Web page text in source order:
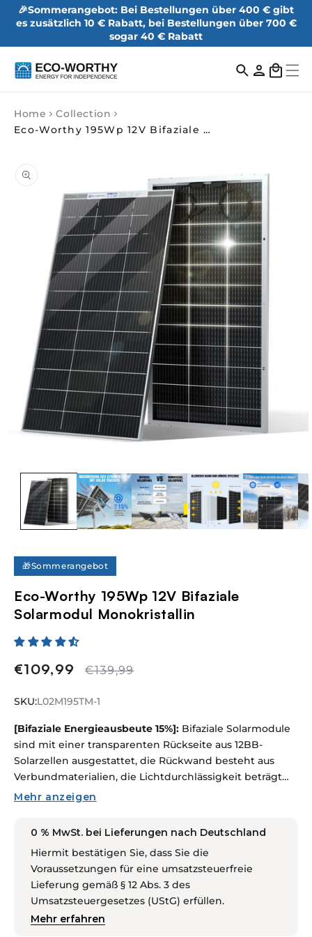
🎉Sommerangebot: Bei Bestellungen über 400 € gibt
es zusätzlich 10 € Rabatt, bei Bestellungen über 700 €
sogar 40 € Rabatt
Einloggen
Warenkorb
Home
Collection
Eco-Worthy 195Wp 12V Bifaziale Solarmodul Monokristallin
Modal
öffnen
🎁Sommerangebot
Eco-Worthy 195Wp 12V Bifaziale
Solarmodul Monokristallin
Verkaufspreis
€109,99
Normaler
€139,99
SKU:SKU:
L02M195TM-1
[Bifaziale Energieausbeute 15%]: Bifaziale Solarmodule
sind mit einer transparenten Rückseite aus 12BB-
Solarzellen ausgestattet, die Rückwand besteht aus
Verbundmaterialien, die Lichtdurchlässigkeit beträgt
bis zu 91,5 %, im Vergleich zu herkömmlichen
wiegt 9,29 kg. Die Diode wird vormontiert in einer
Anschlussdose mit einem Paar vormontierter 2,95 Fuß
langer Kabel geliefert.
[Transparente Rückwand]:Die Durchlässigkeit von fast
91,5 % sorgt dafür, dass die Rückwand das Streulicht der
Sonne auch dann gut umwandelt, wenn die
Mehr anzeigen
0 % MwSt. bei Lieferungen nach Deutschland
Hiermit bestätigen Sie, dass Sie die
Voraussetzungen für eine umsatzsteuerfreie
Lieferung gemäß § 12 Abs. 3 des
Umsatzsteuergesetzes (UStG) erfüllen.
Mehr erfahren